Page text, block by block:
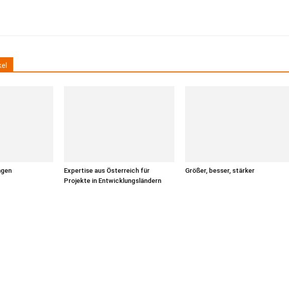
Expertise aus Österreich für
Projekte in Entwicklungsländern
Größer, besser, stärker